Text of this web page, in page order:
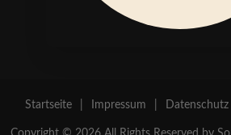
Startseite Impressum Datenschutz